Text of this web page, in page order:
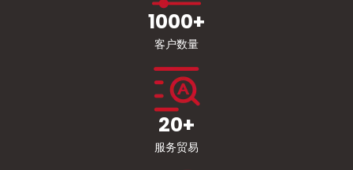
1000+
客户数量
20+
服务贸易